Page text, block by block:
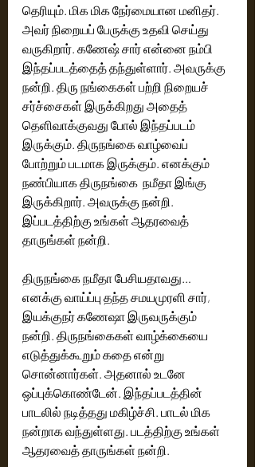
தெரியும். மிக மிக நேர்மையான மனிதர்.
அவர் நிறையப் பேருக்கு உதவி செய்து
வருகிறார். கணேஷ் சார் என்னை நம்பி
இந்தப்படத்தைத் தந்துள்ளார். அவருக்கு
நன்றி. திரு நங்கைகள் பற்றி நிறையச்
சர்ச்சைகள் இருக்கிறது அதைத்
தெளிவாக்குவது போல் இந்தப்படம்
இருக்கும். திருநங்கை வாழ்வைப்
போற்றும் படமாக இருக்கும். எனக்கும்
நண்பியாக திருநங்கை  நமீதா இங்கு
இருக்கிறார். அவருக்கு நன்றி.
இப்படத்திற்கு உங்கள் ஆதரவைத்
தாருங்கள் நன்றி.
திருநங்கை நமீதா பேசியதாவது…
எனக்கு வாய்ப்பு தந்த சமயமுரளி சார்,
இயக்குநர் கணேஷா இருவருக்கும்
நன்றி. திருநங்கைகள் வாழ்க்கையை
எடுத்துக்கூறும் கதை என்று
சொன்னார்கள். அதனால் உடனே
ஒப்புக்கொண்டேன். இந்தப்படத்தின்
பாடலில் நடித்தது மகிழ்ச்சி. பாடல் மிக
நன்றாக வந்துள்ளது. படத்திற்கு உங்கள்
ஆதரவைத் தாருங்கள் நன்றி.